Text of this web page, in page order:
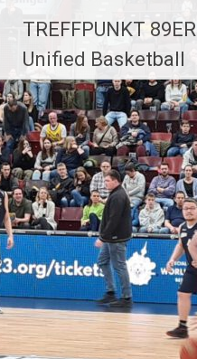
Inhalt
springen
TREFFPUNKT 89ER
Unified Basketball